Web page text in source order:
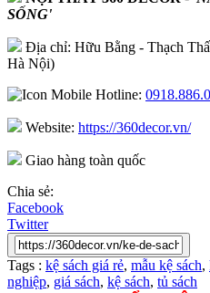
SỐNG'
Địa chỉ: Hữu Bằng - Thạch
Hà Nội)
Hotline:
Website: https://360decor.vn/
Giao hàng toàn quốc
Chia sẻ:
Facebook
Twitter
Tags : kệ sách giá rẻ, mẫu kệ sách,
nghiệp, giá sách, kệ sách, tủ sách